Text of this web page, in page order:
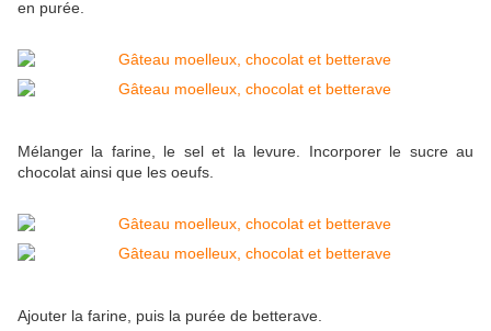
en purée.
Mélanger la farine, le sel et la levure. Incorporer le sucre au
chocolat ainsi que les oeufs.
Ajouter la farine, puis la purée de betterave.